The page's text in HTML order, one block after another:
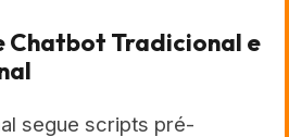
Chatbot Tradicional e
segue scripts pré-